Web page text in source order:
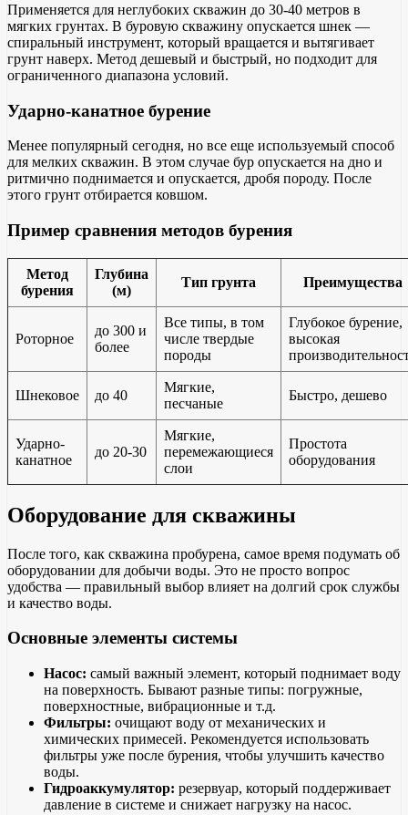
Применяется для неглубоких скважин до 30-40 метров в
мягких грунтах. В буровую скважину опускается шнек —
спиральный инструмент, который вращается и вытягивает
грунт наверх. Метод дешевый и быстрый, но подходит для
ограниченного диапазона условий.
Ударно-канатное бурение
Менее популярный сегодня, но все еще используемый способ
для мелких скважин. В этом случае бур опускается на дно и
ритмично поднимается и опускается, дробя породу. После
этого грунт отбирается ковшом.
Пример сравнения методов бурения
Метод
бурения
Глубина
(м)
Тип грунта Преимущества
Роторное
до 300 и
более
Все типы, в том
числе твердые
породы
Глубокое бурение,
высокая
Шнековое до 40
Мягкие,
песчаные
Быстро, дешево
Ударно-
канатное
до 20-30
Мягкие,
перемежающиеся
слои
Простота
оборудования
Оборудование для скважины
После того, как скважина пробурена, самое время подумать об
оборудовании для добычи воды. Это не просто вопрос
удобства — правильный выбор влияет на долгий срок службы
и качество воды.
Основные элементы системы
Насос: самый важный элемент, который поднимает воду
на поверхность. Бывают разные типы: погружные,
поверхностные, вибрационные и т.д.
Фильтры: очищают воду от механических и
химических примесей. Рекомендуется использовать
фильтры уже после бурения, чтобы улучшить качество
воды.
Гидроаккумулятор: резервуар, который поддерживает
давление в системе и снижает нагрузку на насос.